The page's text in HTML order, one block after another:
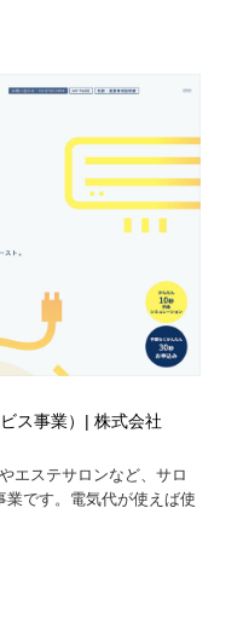
ス事業）| 株式会社
エステサロンなど、サロ
です。電気代が使えば使